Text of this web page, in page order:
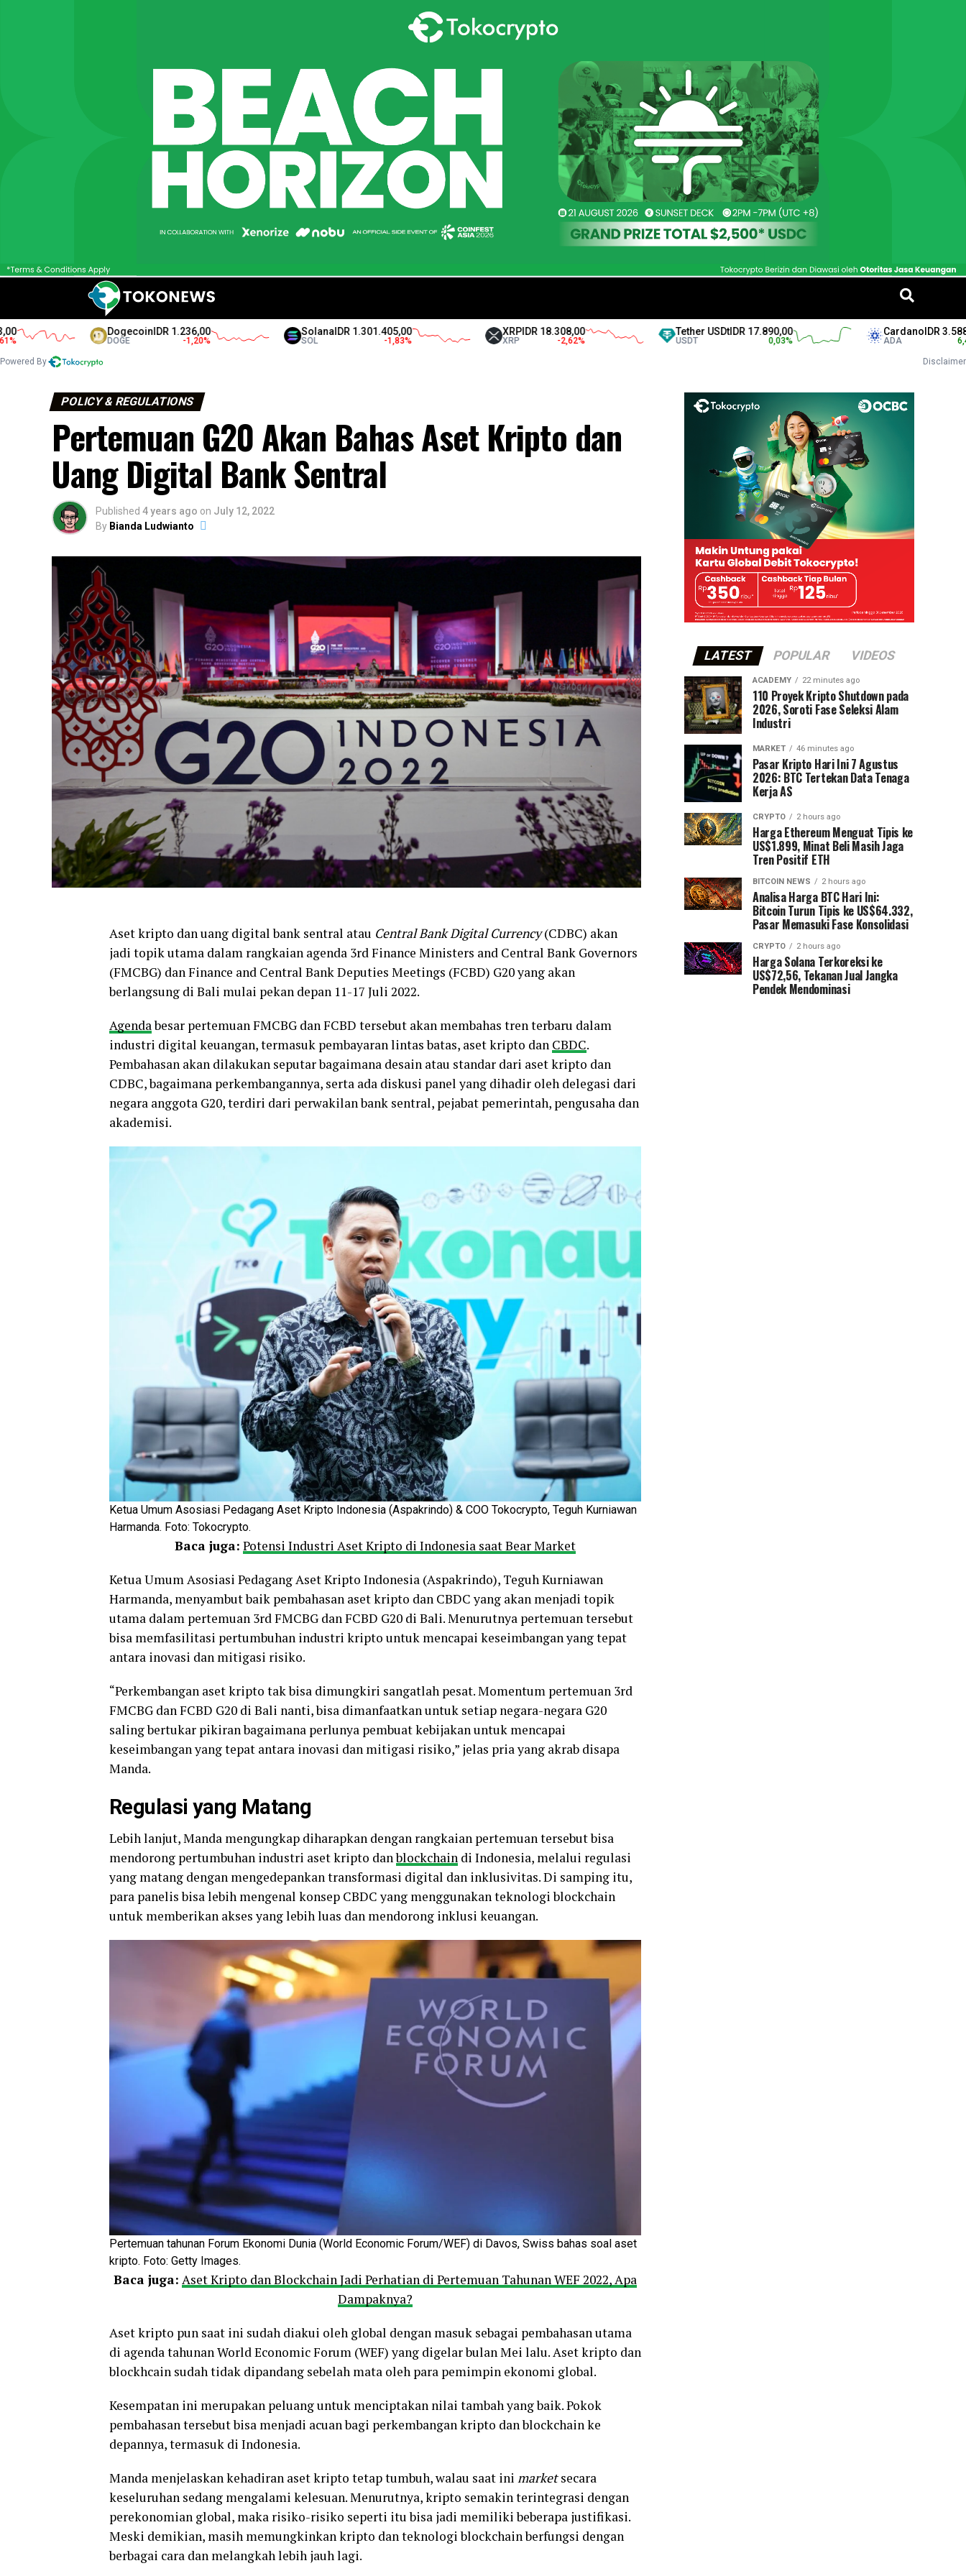
DogecoinIDR 1.236,00
DOGE -1,20
IDR 1.301.405,00
SOL
IDR 18.308,00
XRP -2,62
Tether USDtIDR 17.890,00
USDT
CardanoIDR 3.588,00
ADA
Powered By Disclaimer
POLICY & REGULATIONS
Pertemuan G20 Akan Bahas Aset Kripto dan
Uang Digital Bank Sentral
Published 4 years ago on July 12, 2022
By Bianda Ludwianto
Aset kripto dan uang digital bank sentral atau Central Bank Digital Currency(CDBC) akan
jadi topik utama dalam rangkaian agenda 3rd Finance Ministers and Central Bank Governors
(FMCBG) dan Finance and Central Bank Deputies Meetings (FCBD) G20 yang akan
berlangsung di Bali mulai pekan depan 11-17 Juli 2022.
Agendabesar pertemuan FMCBG dan FCBD tersebut akan membahas tren terbaru dalam
industri digital keuangan, termasuk pembayaran lintas batas, aset kripto dan CBDC.
Pembahasan akan dilakukan seputar bagaimana desain atau standar dari aset kripto dan
CDBC, bagaimana perkembangannya, serta ada diskusi panel yang dihadir oleh delegasi dari
negara anggota G20, terdiri dari perwakilan bank sentral, pejabat pemerintah, pengusaha dan
akademisi.
Ketua Umum Asosiasi Pedagang Aset Kripto Indonesia (Aspakrindo) & COO Tokocrypto, Teguh Kurniawan
Harmanda. Foto: Tokocrypto.
Baca juga: Potensi Industri Aset Kripto di Indonesia saat Bear Market
Ketua Umum Asosiasi Pedagang Aset Kripto Indonesia (Aspakrindo), Teguh Kurniawan
Harmanda, menyambut baik pembahasan aset kripto dan CBDC yang akan menjadi topik
utama dalam pertemuan 3rd FMCBG dan FCBD G20 di Bali. Menurutnya pertemuan tersebut
bisa memfasilitasi pertumbuhan industri kripto untuk mencapai keseimbangan yang tepat
antara inovasi dan mitigasi risiko.
“Perkembangan aset kripto tak bisa dimungkiri sangatlah pesat. Momentum pertemuan 3rd
FMCBG dan FCBD G20 di Bali nanti, bisa dimanfaatkan untuk setiap negara-negara G20
saling bertukar pikiran bagaimana perlunya pembuat kebijakan untuk mencapai
keseimbangan yang tepat antara inovasi dan mitigasi risiko,” jelas pria yang akrab disapa
Manda.
Regulasi yang Matang
Lebih lanjut, Manda mengungkap diharapkan dengan rangkaian pertemuan tersebut bisa
mendorong pertumbuhan industri aset kripto danblockchain di Indonesia, melalui regulasi
yang matang dengan mengedepankan transformasi digital dan inklusivitas. Di samping itu,
para panelis bisa lebih mengenal konsep CBDC yang menggunakan teknologi blockchain
untuk memberikan akses yang lebih luas dan mendorong inklusi keuangan.
Pertemuan tahunan Forum Ekonomi Dunia (World Economic Forum/WEF) di Davos, Swiss bahas soal aset
kripto. Foto: Getty Images.
Baca juga: Aset Kripto dan Blockchain Jadi Perhatian di Pertemuan Tahunan WEF 2022, Apa
Dampaknya?
Aset kripto pun saat ini sudah diakui oleh global dengan masuk sebagai pembahasan utama
di agenda tahunan World Economic Forum (WEF) yang digelar bulan Mei lalu. Aset kripto dan
blockhcain sudah tidak dipandang sebelah mata oleh para pemimpin ekonomi global.
Kesempatan ini merupakan peluang untuk menciptakan nilai tambah yang baik. Pokok
pembahasan tersebut bisa menjadi acuan bagi perkembangan kripto dan blockchain ke
depannya, termasuk di Indonesia.
Manda menjelaskan kehadiran aset kripto tetap tumbuh, walau saat ini marketsecara
keseluruhan sedang mengalami kelesuan. Menurutnya, kripto semakin terintegrasi dengan
perekonomian global, maka risiko-risiko seperti itu bisa jadi memiliki beberapa justifikasi.
Meski demikian, masih memungkinkan kripto dan teknologi blockchain berfungsi dengan
berbagai cara dan melangkah lebih jauh lagi.
LATEST POPULAR VIDEOS
ACADEMY 22 minutes ago
110 Proyek Kripto Shutdown pada
2026, Soroti Fase Seleksi Alam
Industri
MARKET 46 minutes ago
Pasar Kripto Hari Ini 7 Agustus
2026: BTC Tertekan Data Tenaga
Kerja AS
CRYPTO 2 hours ago
Harga Ethereum Menguat Tipis ke
US$1.899, Minat Beli Masih Jaga
Tren Positif ETH
BITCOIN NEWS 2 hours ago
Analisa Harga BTC Hari Ini:
Bitcoin Turun Tipis ke US$64.332,
Pasar Memasuki Fase Konsolidasi
CRYPTO 2 hours ago
Harga Solana Terkoreksi ke
US$72,56, Tekanan Jual Jangka
Pendek Mendominasi